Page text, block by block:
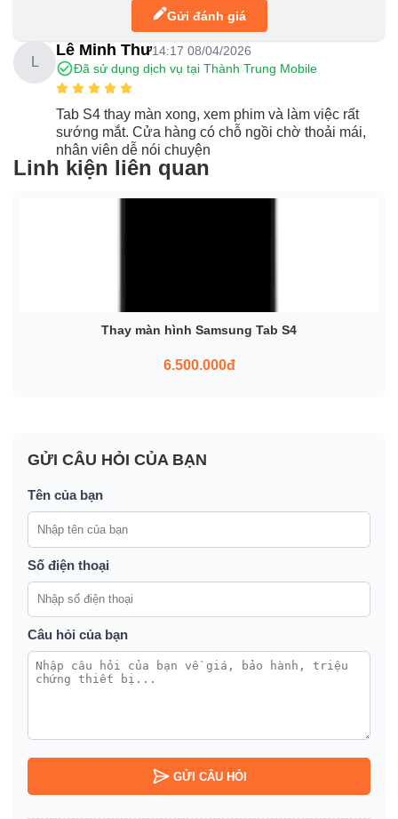
Gửi đánh giá
L
Lê Minh Thư14:17 08/04/2026
Đã sử dụng dịch vụ tại Thành Trung Mobile
Tab S4 thay màn xong, xem phim và làm việc rất
sướng mắt. Cửa hàng có chỗ ngồi chờ thoải mái,
nhân viên dễ nói chuyện
Linh kiện liên quan
Thay màn hình Samsung Tab S4
6.500.000đ
GỬI CÂU HỎI CỦA BẠN
Tên của bạn
Số điện thoại
Câu hỏi của bạn
GỬI CÂU HỎI